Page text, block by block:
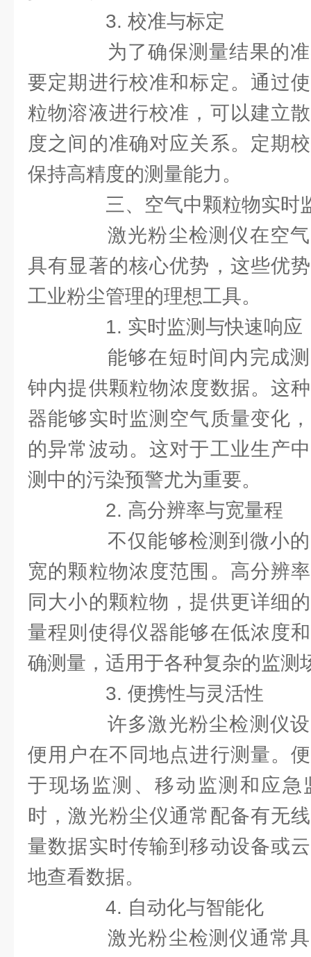
3. 校准与标定
为了确保测量结果的准
要定期进行校准和标定。通过
粒物溶液进行校准，可以建立
度之间的准确对应关系。定期
保持高精度的测量能力。
三、空气中颗粒物实时
激光粉尘检测仪在空气
具有显著的核心优势，这些优
工业粉尘管理的理想工具。
1. 实时监测与快速响应
能够在短时间内完成测
钟内提供颗粒物浓度数据。这
器能够实时监测空气质量变化
的异常波动。这对于工业生产
测中的污染预警尤为重要。
2. 高分辨率与宽量程
不仅能够检测到微小的
宽的颗粒物浓度范围。高分辨
同大小的颗粒物，提供更详细
量程则使得仪器能够在低浓度
确测量，适用于各种复杂的监测
3. 便携性与灵活性
许多激光粉尘检测仪设
便用户在不同地点进行测量。
于现场监测、移动监测和应急
时，激光粉尘仪通常配备有无
量数据实时传输到移动设备或
地查看数据。
4. 自动化与智能化
激光粉尘检测仪通常具